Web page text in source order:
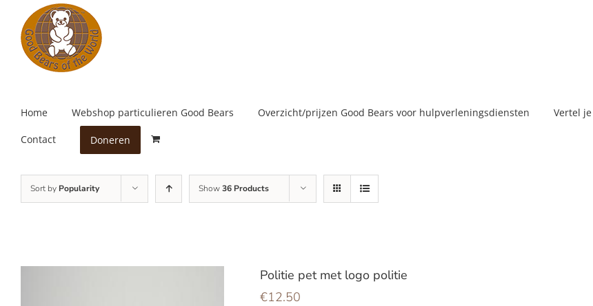
content
Home Webshop particulieren Good Bears Overzicht/prijzen Good Bears voor hulpverleningsdiensten Vertel
Contact Doneren
Sort by Popularity Show36 Products
Politie pet met logo politie
€12.50